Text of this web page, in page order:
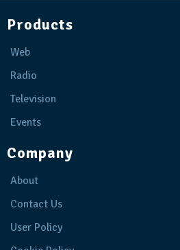
Products
Web
Radio
Television
Events
Company
About
Contact Us
User Policy